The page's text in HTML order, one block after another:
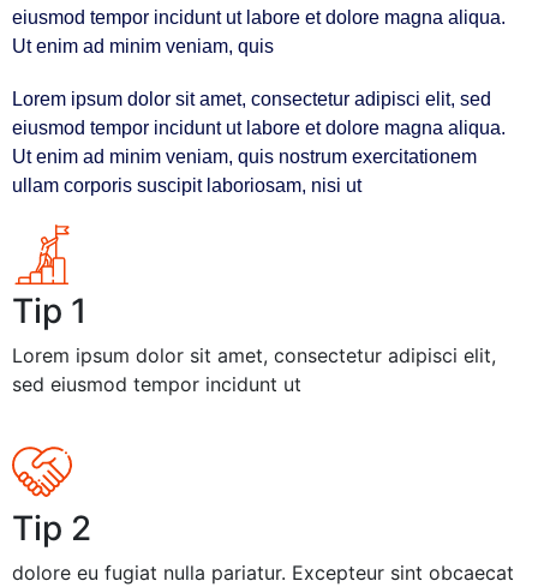
eiusmod tempor incidunt ut labore et dolore magna aliqua.
Ut enim ad minim veniam, quis
Lorem ipsum dolor sit amet, consectetur adipisci elit, sed
eiusmod tempor incidunt ut labore et dolore magna aliqua.
Ut enim ad minim veniam, quis nostrum exercitationem
ullam corporis suscipit laboriosam, nisi ut
Tip 1
Lorem ipsum dolor sit amet, consectetur adipisci elit,
sed eiusmod tempor incidunt ut
Tip 2
dolore eu fugiat nulla pariatur. Excepteur sint obcaecat